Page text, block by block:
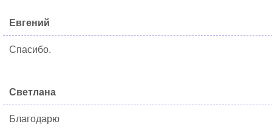
Евгений
Спасибо.
Светлана
Благодарю